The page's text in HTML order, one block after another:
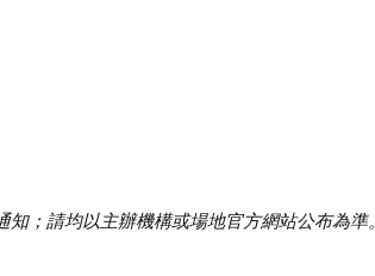
；請均以主辦機構或場地官方網站公布為準。